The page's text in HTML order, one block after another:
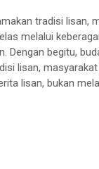
tradisi lisan,
melalui
begitu,
lisan,
lisan, bukan